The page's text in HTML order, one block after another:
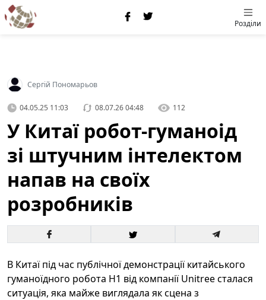
Розділи
Сергій Пономарьов
04.05.25 11:03 08.07.26 04:48 112
У Китаї робот-гуманоід
зі штучним інтелектом
напав на своїх
розробників
В Китаї під час публічної демонстрації китайського
гуманоїдного робота H1 від компанії Unitree сталася
ситуація, яка майже виглядала як сцена з